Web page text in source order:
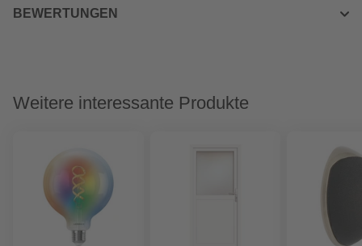
BEWERTUNGEN
Weitere interessante Produkte